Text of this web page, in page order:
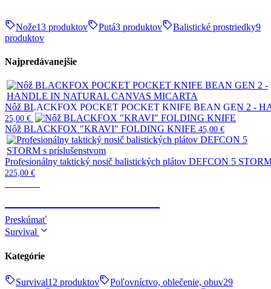
Nože13 produktov Putá3 produktov Balistické prostriedky9
produktov
Najpredávanejšie
Nôž BLACKFOX POCKET POCKET KNIFE BEAN GEN 2 -
25,00 €
Nôž BLACKFOX "KRAVI" FOLDING KNIFE 45,00 €
Profesionálny taktický nosič balistických plátov DEFCON 5
225,00 €
Preskúmať
Survival
Kategórie
Survival12 produktov Poľovníctvo, oblečenie, obuv29